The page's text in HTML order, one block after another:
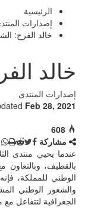
الرئيسية
إصدارات
خالد الفرح:
خالد
إصدارات المنتدى
Feb 28, 2021
608
مشاركة
عندما يحيي منتدى
بالقطيف، وبالتعاون
الوطني للمملكة،
والشعور الوطني
الجغرافية لتتفاعل مع